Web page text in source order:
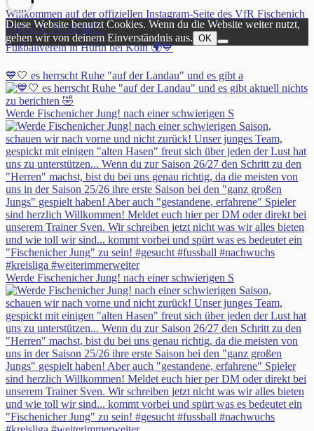
Willkommen auf der offiziellen Instagram-Seite des VfR Fischenich
1930 e.V #VFR 🔵⚪️
Fußballverein in Hürth bei Köln 🌍💙
💙🤍 es herrscht Ruhe "auf der Landau" und es gibt a
Werde Fischenicher Jung! nach einer schwierigen S
Werde Fischenicher Jung! nach einer schwierigen S
Diese Website benutzt Cookies. Wenn du die Website weiter nutzt,
gehen wir von deinem Einverständnis aus. OK